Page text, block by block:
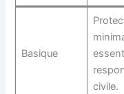
Basique
civile.